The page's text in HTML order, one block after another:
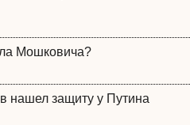
Мошковича?
нашел защиту у Путина